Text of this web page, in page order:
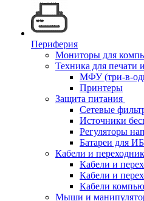
Периферия
Мониторы для
Техника для печати
МФУ (три-в-
Принтеры
Защита питания
Сетевые
Источники
Регуляторы
Батареи для
Кабели и
Кабели и
Кабели и
Кабели
Мыши и